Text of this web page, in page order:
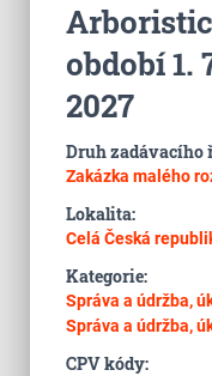
období 1.
2027
Druh zadávacího
Zakázka malého
Lokalita:
Celá Česká
Kategorie:
Správa a údržba,
Správa a údržba,
CPV kódy: